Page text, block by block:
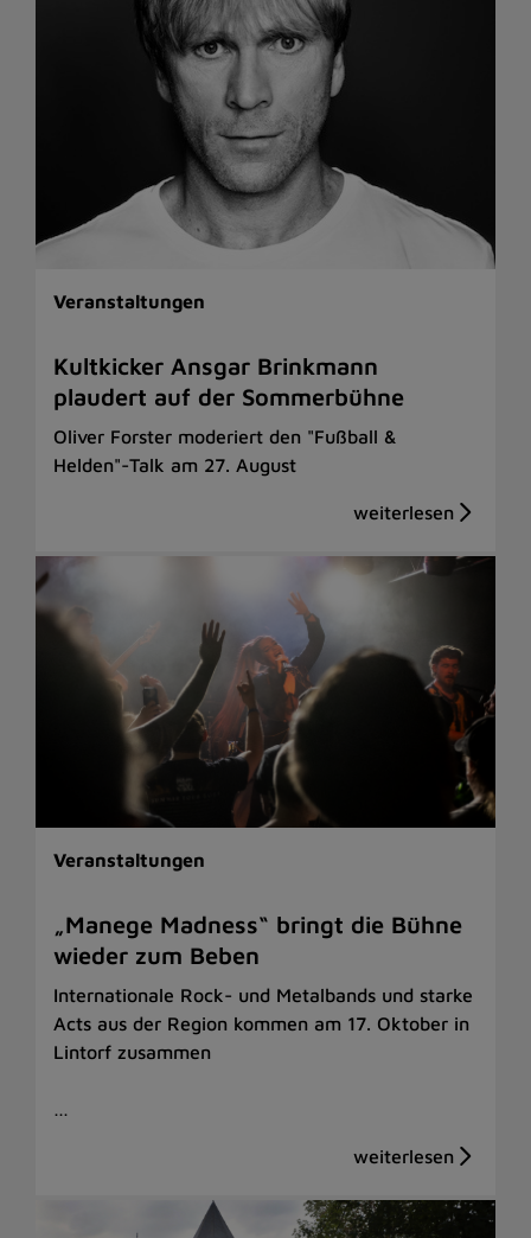
Veranstaltungen
Kultkicker Ansgar Brinkmann
plaudert auf der Sommerbühne
Oliver Forster moderiert den "Fußball &
Helden"-Talk am 27. August
Veranstaltungen
„Manege Madness“ bringt die Bühne
wieder zum Beben
Internationale Rock- und Metalbands und starke
Acts aus der Region kommen am 17. Oktober in
Lintorf zusammen
…